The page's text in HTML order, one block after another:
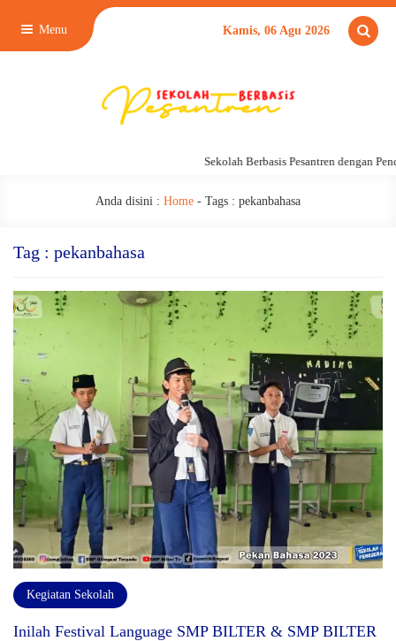
Menu Kamis, 06 Agu 2026
Sekolah Berbasis Pesantren dengan
Anda disini : Home - Tags : pekanbahasa
Tag : pekanbahasa
Kegiatan Sekolah
Inilah Festival Language SMP BILTER & SMP BILTER